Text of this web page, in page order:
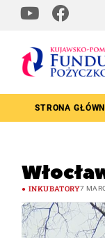
STRONA
INKUBATORY7